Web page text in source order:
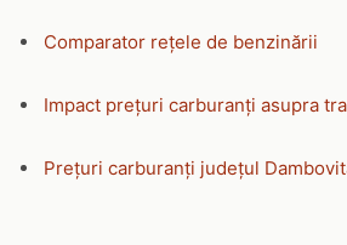
Comparator rețele de benzinării
Impact prețuri carburanți asupra
Prețuri carburanți județul